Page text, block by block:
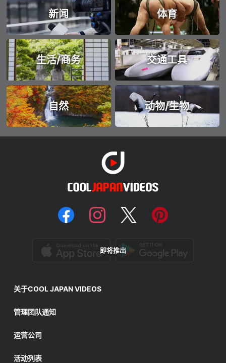
新闻 体育
生活/商务 交通工具
自然 动物/生物
即将推出
关于COOL JAPAN VIDEOS
管理团队通知
运营公司
活动列表